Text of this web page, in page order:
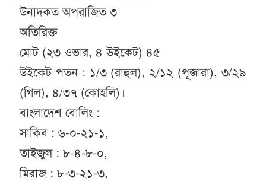
উনাদকত অপরাজিত ৩
অতিরিক্ত
মোট (২৩ ওভার, ৪ উইকেট) ৪৫
উইকেট পতন : ১/৩ (রাহুল), ২/১২ (পূজারা), ৩/২৯
(গিল), ৪/৩৭ (কোহলি)।
বাংলাদেশ বোলিং :
সাকিব : ৬-০-২১-১,
তাইজুল : ৮-৪-৮-০,
মিরাজ : ৮-৩-২১-৩,